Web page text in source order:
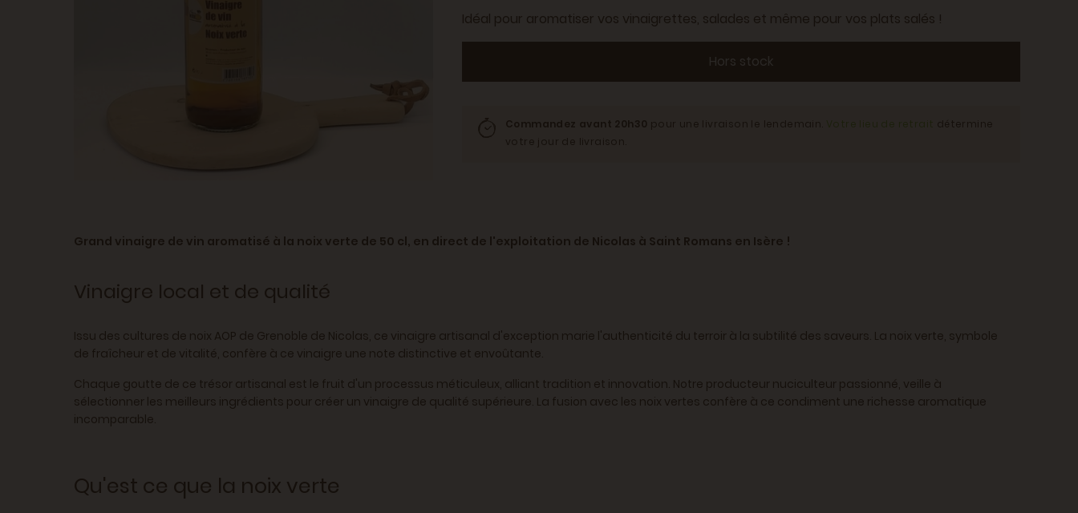
Idéal pour aromatiser vos vinaigrettes, salades et même pour vos plats salés !
Hors stock
Grand vinaigre de vin aromatisé à la noix verte de 50 cl, en direct de l'exploitation de Nicolas à Saint Romans en Isère !
Vinaigre local et de qualité
Issu des cultures de noix AOP de Grenoble de Nicolas, ce vinaigre artisanal d'exception marie l'authenticité du terroir à la subtilité des saveurs. La noix verte, symbole
de fraîcheur et de vitalité, confère à ce vinaigre une note distinctive et envoûtante.
Chaque goutte de ce trésor artisanal est le fruit d'un processus méticuleux, alliant tradition et innovation. Notre producteur nuciculteur passionné, veille à
sélectionner les meilleurs ingrédients pour créer un vinaigre de qualité supérieure. La fusion avec les noix vertes confère à ce condiment une richesse aromatique
incomparable.
Qu'est ce que la noix verte